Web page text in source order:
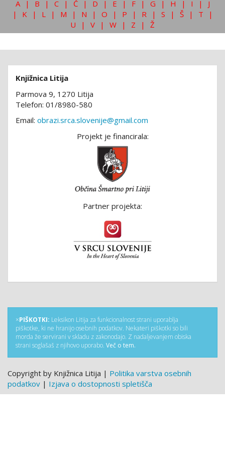
A | B | C | Č | D | E | F | G | H | I |
J
|
K | L | M | N | O | P | R | S | Š | T
|
U
| V | W | Z | Ž
Knjižnica Litija
Parmova 9, 1270 Litija
Telefon: 01/8980-580
Email: obrazi.srca.slovenije@gmail.com
Projekt je financirala:
Partner projekta:
×PIŠKOTKI: Leksikon Litija za funkcionalnost strani uporablja
piškotke, ki ne hranijo osebnih podatkov. Nekateri piškotki so bili
morda že servirani v skladu z zakonodajo. Z nadaljevanjem obiska
strani soglašaš z njihovo uporabo. Več o tem.
Copyright by Knjižnica Litija | Politika varstva osebnih
podatkov | Izjava o dostopnosti spletišča